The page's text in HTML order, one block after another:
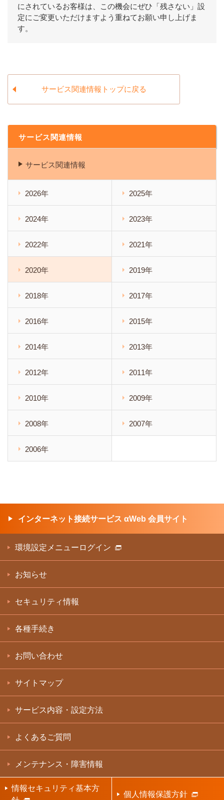
にされているお客様は、この機会にぜひ「残さない」設
定にご変更いただけますよう重ねてお願い申し上げま
す。
サービス関連情報トップに戻る
サービス関連情報
サービス関連情報
2026年 2025年
2024年 2023年
2022年 2021年
2020年 2019年
2018年 2017年
2016年 2015年
2014年 2013年
2012年 2011年
2010年 2009年
2008年 2007年
2006年
インターネット接続サービス αWeb 会員サイト
環境設定メニューログイン
お知らせ
セキュリティ情報
各種手続き
お問い合わせ
サイトマップ
サービス内容・設定方法
よくあるご質問
メンテナンス・障害情報
情報セキュリティ基本方
個人情報保護方針